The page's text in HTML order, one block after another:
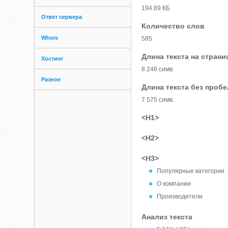
Ответ сервера
Whois
Хостинг
Разное
194.89 КБ
Количество слов
585
Длина текста на
8 246 симв.
Длина текста без
7 575 симв.
<H1>
<H2>
<H3>
Популярные категории
О компании
Производители
Анализ текста